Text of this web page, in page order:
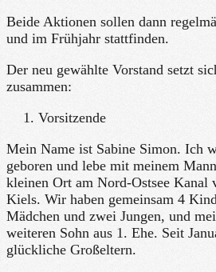
Beide Aktionen sollen dann
und im Frühjahr stattfinden.
Der neu gewählte Vorstand setzt
zusammen:
Vorsitzende
Mein Name ist Sabine Simon. Ich
geboren und lebe mit meinem
kleinen Ort am Nord-Ostsee Kanal
Kiels. Wir haben gemeinsam 4
Mädchen und zwei Jungen, und
weiteren Sohn aus 1. Ehe. Seit
glückliche Großeltern.